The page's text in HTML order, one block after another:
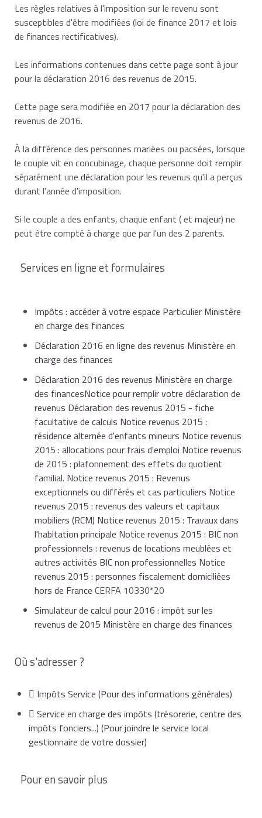
Les règles relatives à l'imposition sur le revenu sont
susceptibles d'être modifiées (loi de finance 2017 et lois
de finances rectificatives).
Les informations contenues dans cette page sont à jour
pour la déclaration 2016 des revenus de 2015.
Cette page sera modifiée en 2017 pour la déclaration des
revenus de 2016.
À la différence des personnes mariées ou pacsées, lorsque
le couple vit en concubinage, chaque personne doit remplir
séparément une déclaration pour les revenus qu'il a perçus
durant l'année d'imposition.
Si le couple a des enfants, chaque enfant ( et majeur) ne
peut être compté à charge que par l'un des 2 parents.
Services en ligne et formulaires
Impôts : accéder à votre espace Particulier Ministère
en charge des finances
Déclaration 2016 en ligne des revenus Ministère en
charge des finances
Déclaration 2016 des revenus Ministère en charge
des financesNotice pour remplir votre déclaration de
revenus Déclaration des revenus 2015 - fiche
facultative de calculs Notice revenus 2015 :
résidence alternée d'enfants mineurs Notice revenus
2015 : allocations pour frais d'emploi Notice revenus
de 2015 : plafonnement des effets du quotient
familial. Notice revenus 2015 : Revenus
exceptionnels ou différés et cas particuliers Notice
revenus 2015 : revenus des valeurs et capitaux
mobiliers (RCM) Notice revenus 2015 : Travaux dans
l'habitation principale Notice revenus 2015 : BIC non
professionnels : revenus de locations meublées et
autres activités BIC non professionnelles Notice
revenus 2015 : personnes fiscalement domiciliées
hors de France CERFA 10330*20
Simulateur de calcul pour 2016 : impôt sur les
revenus de 2015 Ministère en charge des finances
Où s'adresser ?
Impôts Service (Pour des informations générales)
Service en charge des impôts (trésorerie, centre des
impôts fonciers...) (Pour joindre le service local
gestionnaire de votre dossier)
Pour en savoir plus